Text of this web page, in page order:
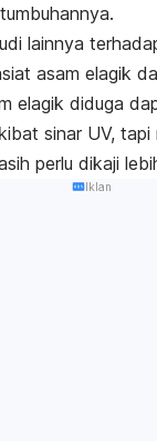
lainnya
asam elagik
elagik diduga
sinar UV,
perlu dikaji
Iklan